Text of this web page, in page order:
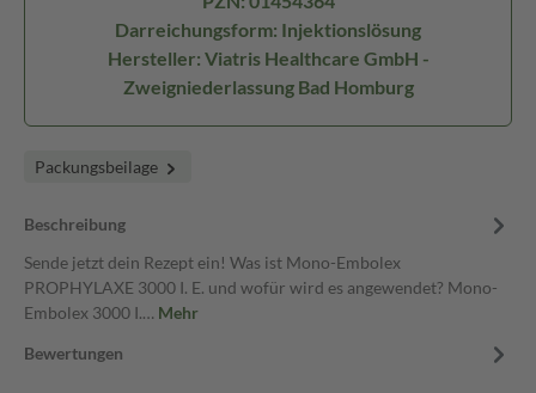
Darreichungsform: Injektionslösung
Hersteller: Viatris Healthcare GmbH -
Zweigniederlassung Bad Homburg
Packungsbeilage
Beschreibung
Sende jetzt dein Rezept ein! Was ist Mono-Embolex
PROPHYLAXE 3000 I. E. und wofür wird es angewendet? Mono-
Embolex 3000 I.… Mehr
Bewertungen